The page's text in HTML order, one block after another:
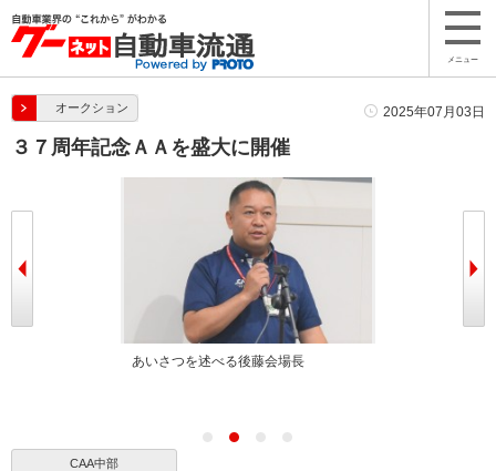
メニュー
オークション 2025年07月03日
３７周年記念ＡＡを盛大に開催
あいさつを述べる後藤会場長
CAA中部